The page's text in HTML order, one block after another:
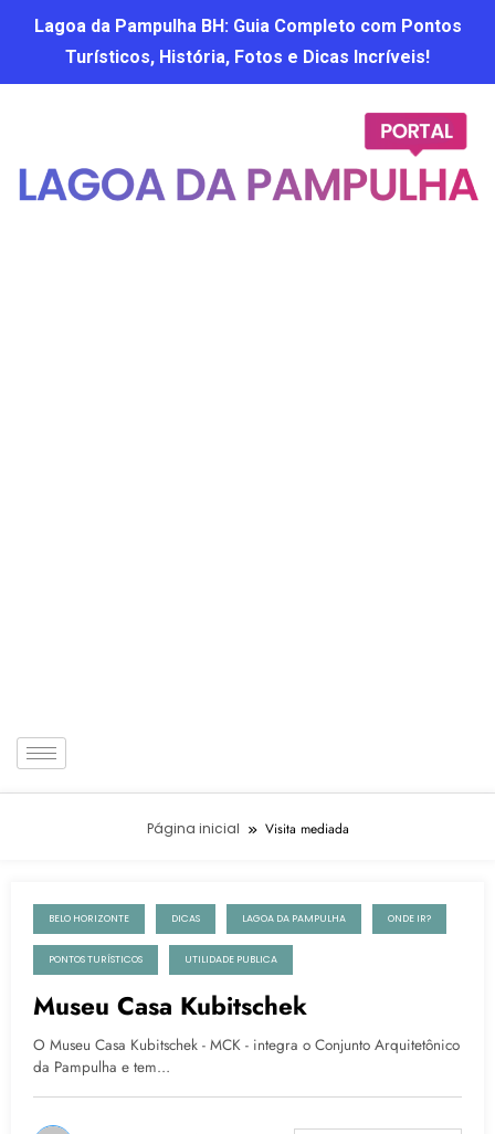
Lagoa da Pampulha BH: Guia Completo com Pontos
Turísticos, História, Fotos e Dicas Incríveis!
Página inicial Visita mediada
21 de agosto de 2024
BELO HORIZONTE DICAS LAGOA DA PAMPULHA ONDE IR?
PONTOS TURÍSTICOS UTILIDADE PUBLICA
Museu Casa Kubitschek
O Museu Casa Kubitschek - MCK - integra o Conjunto Arquitetônico
da Pampulha e tem…